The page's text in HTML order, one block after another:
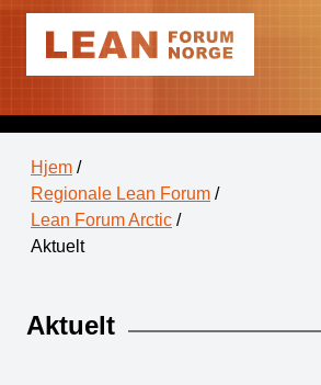
Hjem /
Regionale Lean Forum /
Lean Forum Arctic /
Aktuelt
Aktuelt